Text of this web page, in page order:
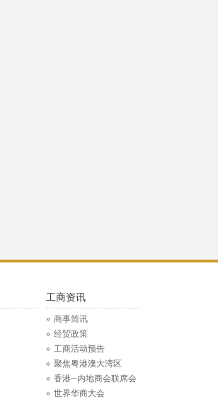
工商资讯
商事简讯
经贸政策
工商活动预告
聚焦粤港澳大湾区
香港─内地商会联席会
世界华商大会